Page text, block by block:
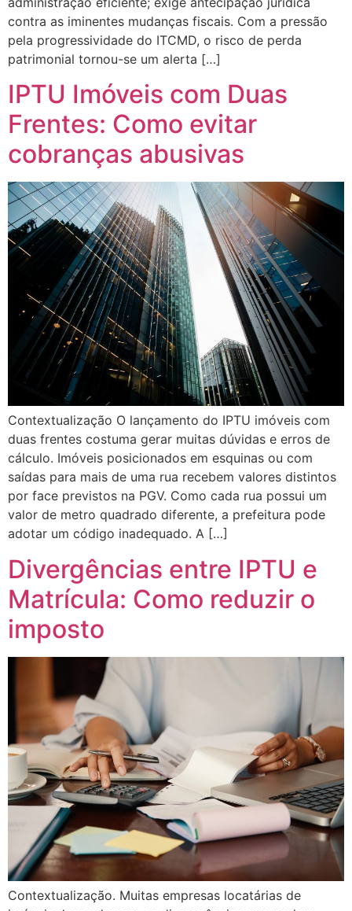
contra as iminentes mudanças fiscais. Com a pressão
pela progressividade do ITCMD, o risco de perda
patrimonial tornou-se um alerta […]
IPTU Imóveis com Duas
Frentes: Como evitar
cobranças abusivas
Contextualização O lançamento do IPTU imóveis com
duas frentes costuma gerar muitas dúvidas e erros de
cálculo. Imóveis posicionados em esquinas ou com
saídas para mais de uma rua recebem valores distintos
por face previstos na PGV. Como cada rua possui um
valor de metro quadrado diferente, a prefeitura pode
adotar um código inadequado. A […]
Divergências entre IPTU e
Matrícula: Como reduzir o
imposto
Contextualização. Muitas empresas locatárias de